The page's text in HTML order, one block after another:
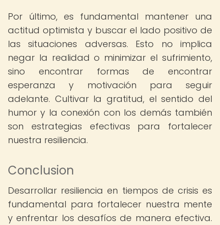
Por último, es fundamental mantener una
actitud optimista y buscar el lado positivo de
las situaciones adversas. Esto no implica
negar la realidad o minimizar el sufrimiento,
sino encontrar formas de encontrar
esperanza y motivación para seguir
adelante. Cultivar la gratitud, el sentido del
humor y la conexión con los demás también
son estrategias efectivas para fortalecer
nuestra resiliencia.
Conclusion
Desarrollar resiliencia en tiempos de crisis es
fundamental para fortalecer nuestra mente
y enfrentar los desafíos de manera efectiva.